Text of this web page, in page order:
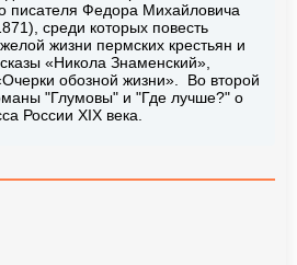
писателя Федора Михайловича
среди которых повесть
жизни пермских крестьян и
«Никола Знаменский»,
обозной жизни». Во второй
"Глумовы" и "Где лучше?" о
России XIX века.